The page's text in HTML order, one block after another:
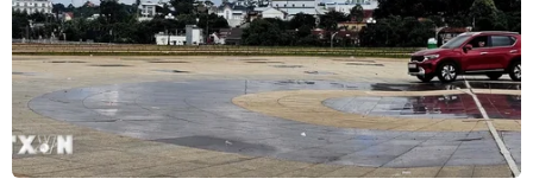
14/02/2023 08:39
UBND tỉnh Hà Tĩnh xử phạt 2 công dân gồm Phan Xuân
Vũ (sinh năm 2004) và Lê Văn Hòa (sinh năm 2003),
mỗi trường hợp 62,5 triệu đồng do không chấp hành
lệnh gọi nhập ngũ theo quy định của pháp luật.